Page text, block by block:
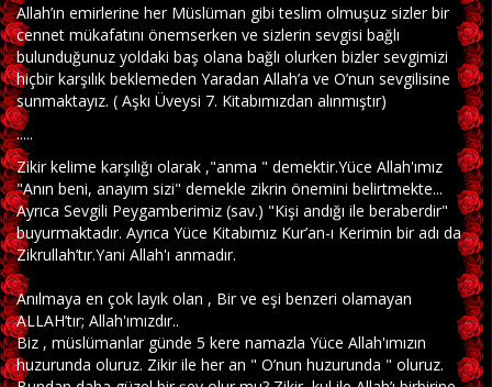
Allah’ın emirlerine her Müslüman gibi teslim olmuşuz sizler bir
cennet mükafatını önemserken ve sizlerin sevgisi bağlı
bulunduğunuz yoldaki baş olana bağlı olurken bizler sevgimizi
hiçbir karşılık beklemeden Yaradan Allah’a ve O’nun sevgilisine
sunmaktayız. ( Aşkı Üveysi 7. Kitabımızdan alınmıştır)
.....
Zikir kelime karşılığı olarak ,"anma " demektir.Yüce Allah'ımız
"Anın beni, anayım sizi" demekle zikrin önemini belirtmekte...
Ayrıca Sevgili Peygamberimiz (sav.) "Kişi andığı ile beraberdir"
buyurmaktadır. Ayrıca Yüce Kitabımız Kur’an-ı Kerimin bir adı da
Zikrullah’tır.Yani Allah'ı anmadır.
Anılmaya en çok layık olan , Bir ve eşi benzeri olamayan
ALLAH’tır; Allah'ımızdır..
Biz , müslümanlar günde 5 kere namazla Yüce Allah'ımızın
huzurunda oluruz. Zikir ile her an " O’nun huzurunda " oluruz.